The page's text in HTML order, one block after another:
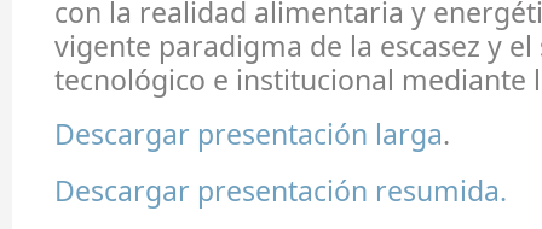
con la realidad alimentaria y
vigente paradigma de la escasez y
tecnológico e institucional mediante
Descargar presentación larga.
Descargar presentación resumida.